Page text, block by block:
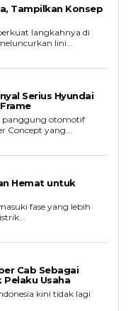
Tampilkan Konsep
langkahnya di
lini...
Serius Hyundai
panggung otomotif
Concept yang...
Hemat untuk
fase yang lebih
Cab Sebagai
Pelaku Usaha
kini tidak lagi